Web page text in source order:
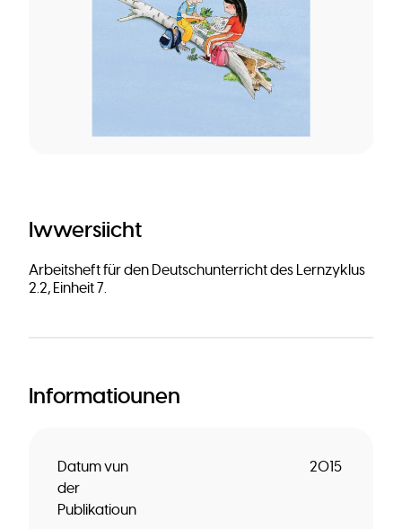
Iwwersiicht
Arbeitsheft für den Deutschunterricht des Lernzyklus
2.2, Einheit 7.
Informatiounen
Datum vun
der
Publikatioun
2015